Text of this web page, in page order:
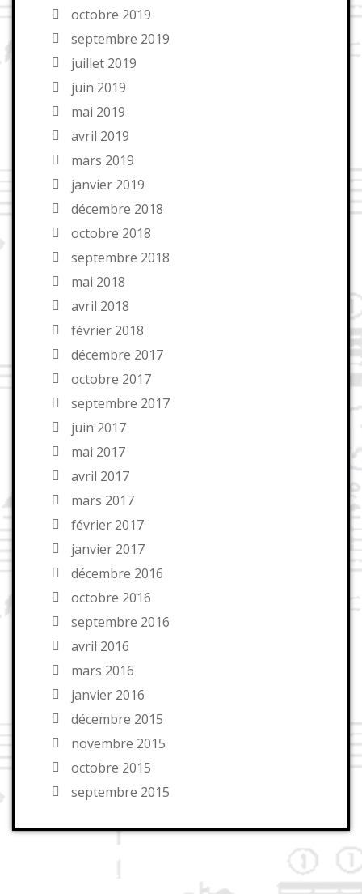
octobre 2019
septembre 2019
juillet 2019
juin 2019
mai 2019
avril 2019
mars 2019
janvier 2019
décembre 2018
octobre 2018
septembre 2018
mai 2018
avril 2018
février 2018
décembre 2017
octobre 2017
septembre 2017
juin 2017
mai 2017
avril 2017
mars 2017
février 2017
janvier 2017
décembre 2016
octobre 2016
septembre 2016
avril 2016
mars 2016
janvier 2016
décembre 2015
novembre 2015
octobre 2015
septembre 2015